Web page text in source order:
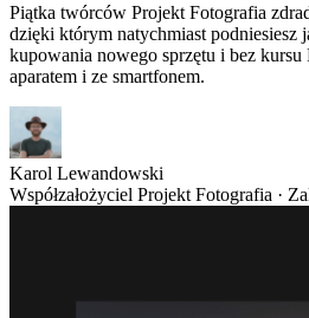
Piątka twórców Projekt Fotografia
dzięki którym natychmiast
kupowania nowego sprzętu i bez kursu
aparatem i ze smartfonem.
Karol Lewandowski
Współzałożyciel Projekt Fotografia ·